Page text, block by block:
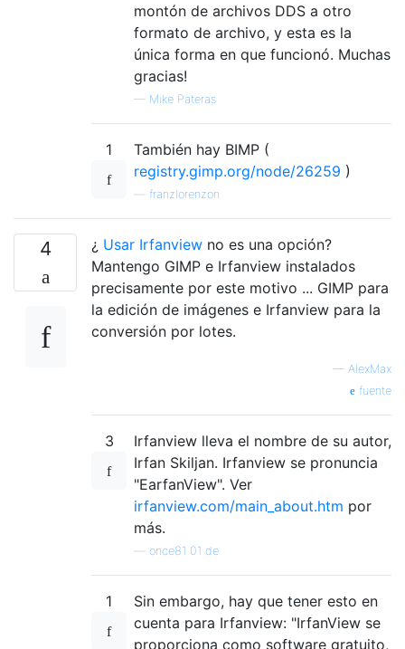
montón de archivos DDS a otro
formato de archivo, y esta es la
única forma en que funcionó. Muchas
gracias!
— Mike Pateras
1
También hay BIMP (
registry.gimp.org/node/26259 )
franzlorenzon
4 ¿ Usar Irfanview no es una opción?
Mantengo GIMP e Irfanview instalados
precisamente por este motivo ... GIMP para
la edición de imágenes e Irfanview para la
conversión por lotes.
— AlexMax
fuente
3
Irfanview lleva el nombre de su autor,
Irfan Skiljan. Irfanview se pronuncia
"EarfanView". Ver
irfanview.com/main_about.htm por
más.
once81 01 de
1
Sin embargo, hay que tener esto en
cuenta para Irfanview: "IrfanView se
proporciona como software gratuito,